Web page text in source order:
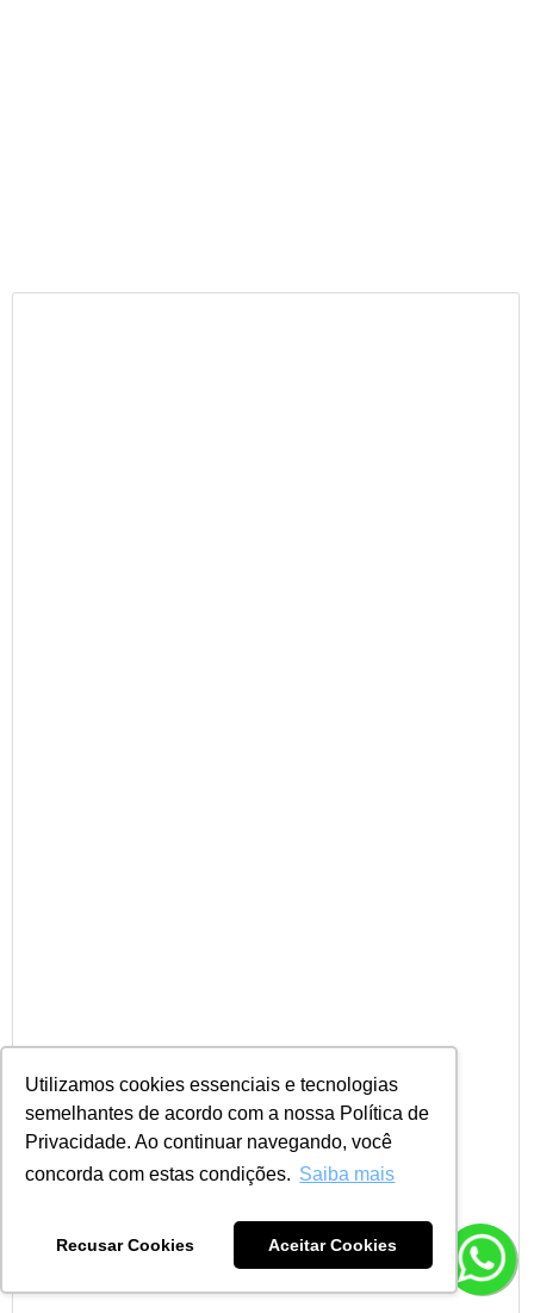
Utilizamos cookies essenciais e tecnologias
semelhantes de acordo com a nossa Política de
Privacidade. Ao continuar navegando, você
concorda com estas condições. Saiba mais
Recusar Cookies Aceitar Cookies